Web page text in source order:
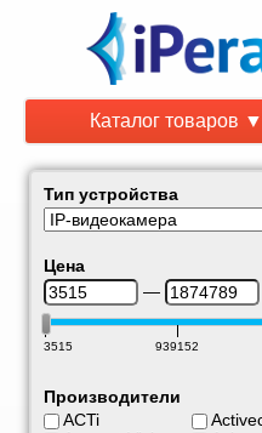
Каталог товаров ▼
Тип устройства
Цена
—
3515 939152
Производители
ACTi